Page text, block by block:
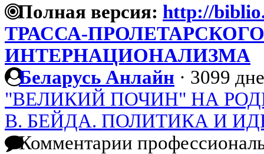
Полная версия: http://
ТРАССА-
ИНТЕРНАЦИОНАЛИЗМА
Беларусь Анлайн · 3099
"ВЕЛИКИЙ ПОЧИН" НА
В. БЕЙДА. ПОЛИТИКА И
Комментарии